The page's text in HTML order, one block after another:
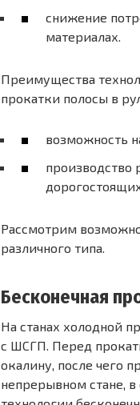
снижение
материалах.
Преимущества
прокатки полосы в
возможность
производство
Рассмотрим
различного типа.
Бесконечная
На станах холодной
с ШСГП. Перед
окалину, после чего
непрерывном стане,